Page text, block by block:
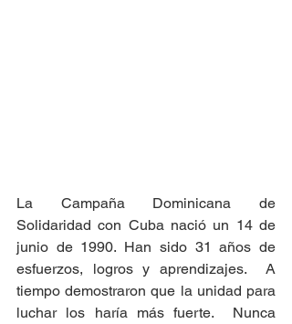
La Campaña Dominicana de
Solidaridad con Cuba nació un 14 de
junio de 1990. Han sido 31 años de
esfuerzos, logros y aprendizajes.  A
tiempo demostraron que la unidad para
luchar los haría más fuerte.  Nunca